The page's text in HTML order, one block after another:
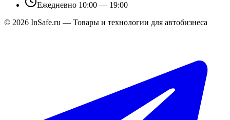
Ежедневно 10:00 — 19:00
© 2026 InSafe.ru — Товары и технологии для автобизнеса